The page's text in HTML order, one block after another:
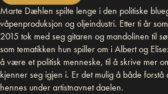
Marte Dæhlen spilte lenge i den politiske
våpenproduksjon og oljeindustri. Etter ti år
2015 tok med seg gitaren og mandolinen til
som tematikken hun spiller om i Albert og
å være et politisk menneske, til å skrive mer
kjenner seg igjen i. Er det mulig å både
hennes under artistnavnet daelen.